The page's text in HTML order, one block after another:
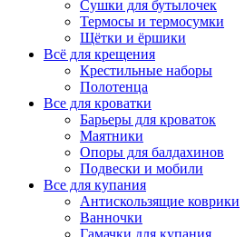
Сушки для бутылочек
Термосы и термосумки
Щётки и ёршики
Всё для крещения
Крестильные наборы
Полотенца
Все для кроватки
Барьеры для кроваток
Маятники
Опоры для балдахинов
Подвески и мобили
Все для купания
Антискользящие коврики
Ванночки
Гамачки для купания